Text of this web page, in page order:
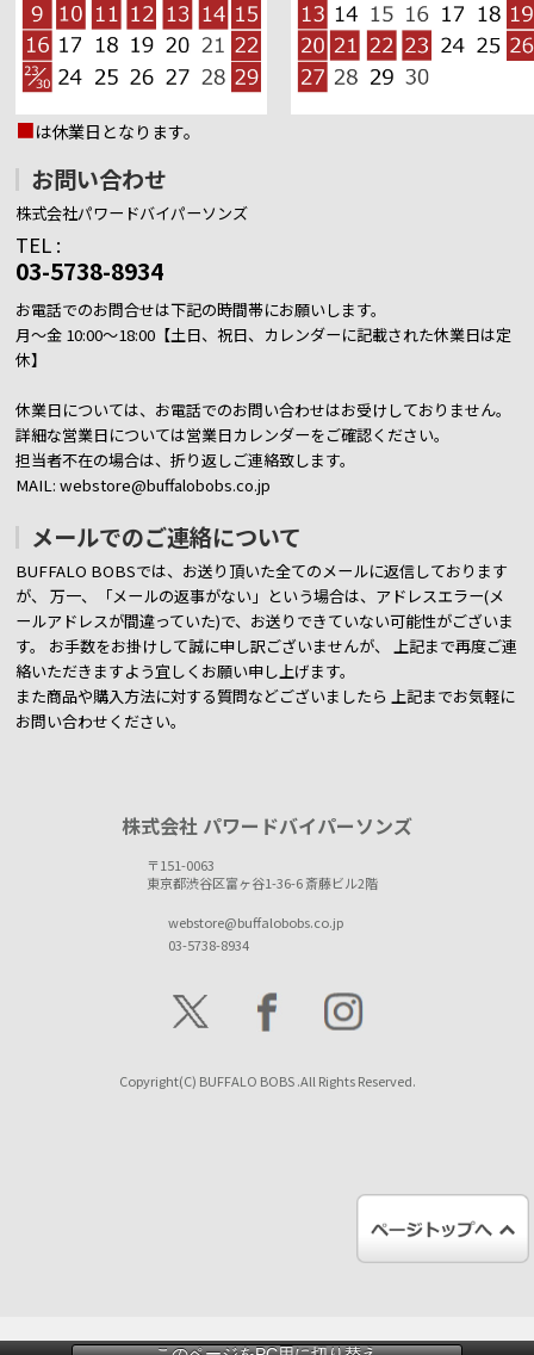
■は休業日となります。
お問い合わせ
株式会社パワードバイパーソンズ
TEL :
03-5738-8934
お電話でのお問合せは下記の時間帯にお願いします。
月～金 10:00～18:00【土日、祝日、カレンダーに記載された休業日は定
休】
休業日については、お電話でのお問い合わせはお受けしておりません。
詳細な営業日については営業日カレンダーをご確認ください。
担当者不在の場合は、折り返しご連絡致します。
MAIL: webstore@buffalobobs.co.jp
メールでのご連絡について
BUFFALO BOBSでは、お送り頂いた全てのメールに返信しております
が、 万一、「メールの返事がない」という場合は、アドレスエラー(メ
ールアドレスが間違っていた)で、お送りできていない可能性がございま
す。 お手数をお掛けして誠に申し訳ございませんが、 上記まで再度ご連
絡いただきますよう宜しくお願い申し上げます。
また商品や購入方法に対する質問などございましたら上記までお気軽に
お問い合わせください。
株式会社 パワードバイパーソンズ
〒151-0063
東京都渋谷区富ヶ谷1-36-6 斎藤ビル2階
webstore@buffalobobs.co.jp
03-5738-8934
Copyright(C) BUFFALO BOBS .All Rights Reserved.